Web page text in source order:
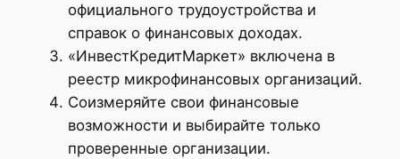
официального трудоустройства и
справок о финансовых доходах.
«ИнвестКредитМаркет» включена в
реестр микрофинансовых организаций.
Соизмеряйте свои финансовые
возможности и выбирайте только
проверенные организации.